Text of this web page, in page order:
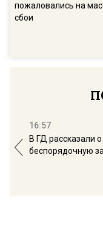
пожаловались на
сбои
16:57
В ГД рассказали
беспорядочную